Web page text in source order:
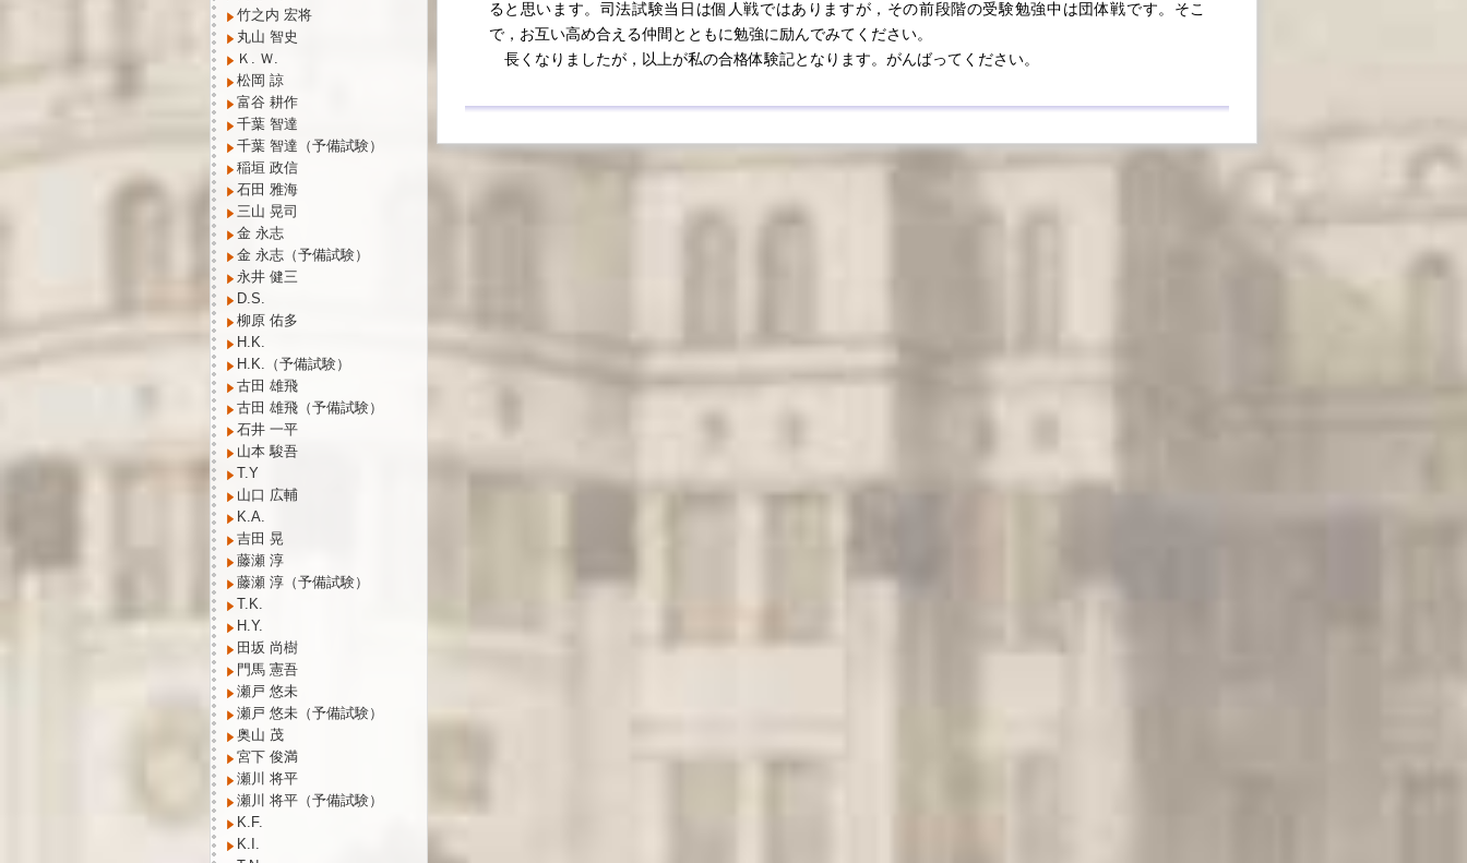
ると思います。司法試験当日は個人戦ではありますが，その前段階の受験勉強中は団体戦です。そこ
で，お互い高め合える仲間とともに勉強に励んでみてください。
長くなりましたが，以上が私の合格体験記となります。がんばってください。
竹之内 宏将
丸山 智史
Ｋ. Ｗ.
松岡 諒
富谷 耕作
千葉 智達
千葉 智達（予備試験）
稲垣 政信
石田 雅海
三山 晃司
金 永志
金 永志（予備試験）
永井 健三
D.S.
柳原 佑多
H.K.
H.K.（予備試験）
古田 雄飛
古田 雄飛（予備試験）
石井 一平
山本 駿吾
T.Y
山口 広輔
K.A.
吉田 晃
藤瀬 淳
藤瀬 淳（予備試験）
T.K.
H.Y.
田坂 尚樹
門馬 憲吾
瀬戸 悠未
瀬戸 悠未（予備試験）
奥山 茂
宮下 俊満
瀬川 将平
瀬川 将平（予備試験）
K.F.
K.I.